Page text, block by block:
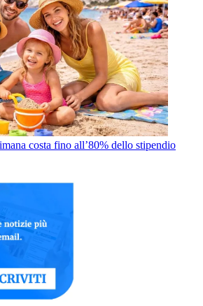
costa fino all’80% dello stipendio